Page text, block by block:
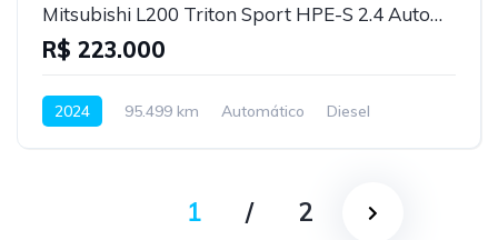
Mitsubishi L200 Triton Sport HPE-S 2.4 Automático 2024
R$ 223.000
2024 95.499 km Automático Diesel
1 / 2